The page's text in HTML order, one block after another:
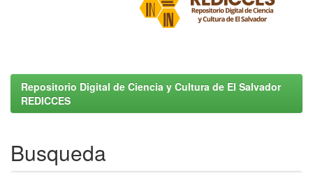
Repositorio Digital de Ciencia y Cultura de El Salvador
REDICCES
Busqueda